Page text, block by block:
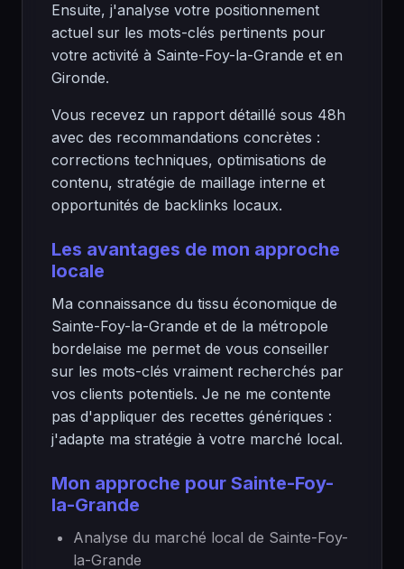
Ensuite, j'analyse votre positionnement
actuel sur les mots-clés pertinents pour
votre activité à Sainte-Foy-la-Grande et en
Gironde.
Vous recevez un rapport détaillé sous 48h
avec des recommandations concrètes :
corrections techniques, optimisations de
contenu, stratégie de maillage interne et
opportunités de backlinks locaux.
Les avantages de mon approche
locale
Ma connaissance du tissu économique de
Sainte-Foy-la-Grande et de la métropole
bordelaise me permet de vous conseiller
sur les mots-clés vraiment recherchés par
vos clients potentiels. Je ne me contente
pas d'appliquer des recettes génériques :
j'adapte ma stratégie à votre marché local.
Mon approche pour Sainte-Foy-
la-Grande
Analyse du marché local de Sainte-Foy-
la-Grande